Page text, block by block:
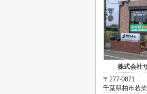
株式会社
〒277-0871
千葉県柏市若